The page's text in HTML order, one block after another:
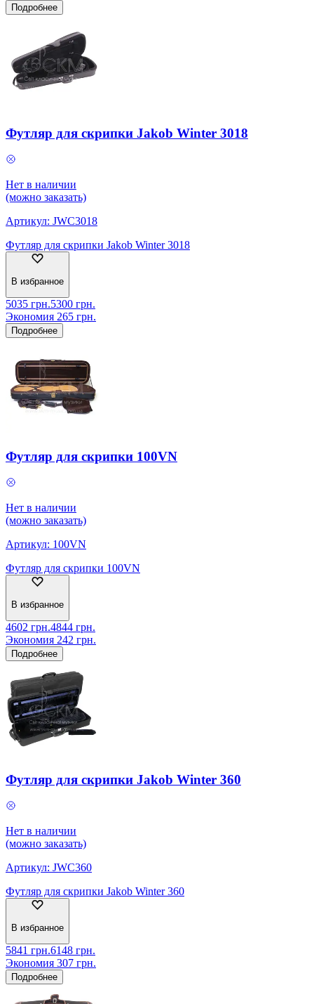
Подробнее
Футляр для скрипки Jakob Winter 3018
Нет в наличии
(можно заказать)
Артикул: JWC3018
Футляр для скрипки Jakob Winter 3018
В избранное
5035 грн.5300 грн.
Экономия 265 грн.
Подробнее
Футляр для скрипки 100VN
Нет в наличии
(можно заказать)
Артикул: 100VN
Футляр для скрипки 100VN
В избранное
4602 грн.4844 грн.
Экономия 242 грн.
Подробнее
Футляр для скрипки Jakob Winter 360
Нет в наличии
(можно заказать)
Артикул: JWC360
Футляр для скрипки Jakob Winter 360
В избранное
5841 грн.6148 грн.
Экономия 307 грн.
Подробнее